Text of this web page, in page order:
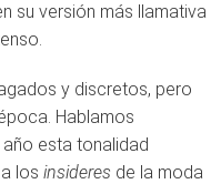
su versión más llamativa
y discretos, pero
Hablamos
año esta tonalidad
los insideres de la moda